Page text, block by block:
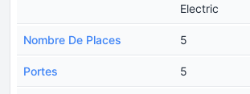
Electric
Nombre De Places 5
Portes 5